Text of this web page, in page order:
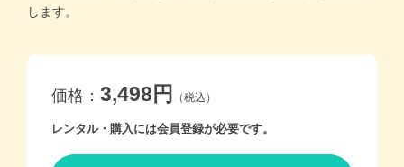
します。
価格： 3,498円 （税込）
レンタル・購入には会員登録が必要です。